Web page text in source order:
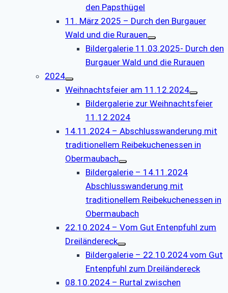
den Papsthügel
11. März 2025 – Durch den Burgauer
Wald und die Rurauen
Bildergalerie 11.03.2025- Durch den
Burgauer Wald und die Rurauen
2024
Weihnachtsfeier am 11.12.2024
Bildergalerie zur Weihnachtsfeier
11.12.2024
14.11.2024 – Abschlusswanderung mit
traditionellem Reibekuchenessen in
Obermaubach
Bildergalerie – 14.11.2024
Abschlusswanderung mit
traditionellem Reibekuchenessen in
Obermaubach
22.10.2024 – Vom Gut Entenpfuhl zum
Dreiländereck
Bildergalerie – 22.10.2024 vom Gut
Entenpfuhl zum Dreiländereck
08.10.2024 – Rurtal zwischen